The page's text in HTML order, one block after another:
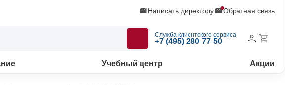
Написать директору Обратная связь
Служба клиентского сервиса
+7 (495) 280-77-50
Учебный центр Акции